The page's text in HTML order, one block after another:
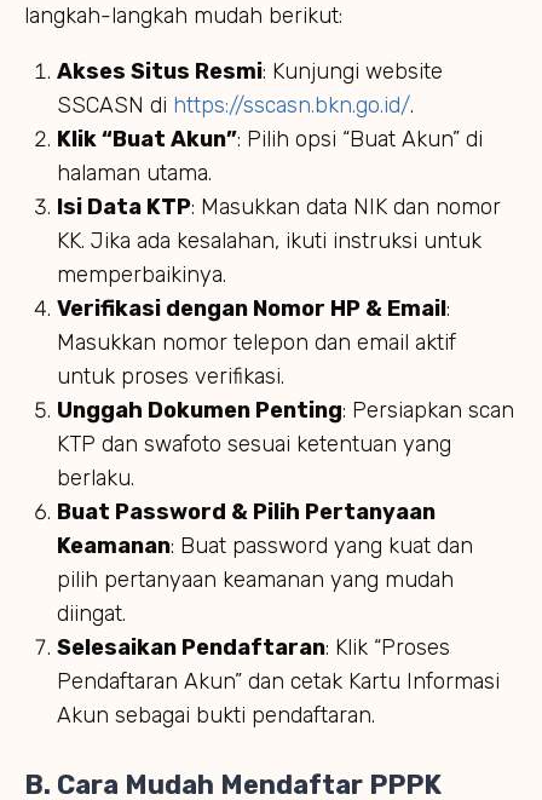
langkah-langkah mudah berikut:
Akses Situs Resmi: Kunjungi website
SSCASN di https://sscasn.bkn.go.id/.
Klik “Buat Akun”: Pilih opsi “Buat Akun” di
halaman utama.
Isi Data KTP: Masukkan data NIK dan nomor
KK. Jika ada kesalahan, ikuti instruksi untuk
memperbaikinya.
Verifikasi dengan Nomor HP & Email:
Masukkan nomor telepon dan email aktif
untuk proses verifikasi.
Unggah Dokumen Penting: Persiapkan scan
KTP dan swafoto sesuai ketentuan yang
berlaku.
Buat Password & Pilih Pertanyaan
Keamanan: Buat password yang kuat dan
pilih pertanyaan keamanan yang mudah
diingat.
Selesaikan Pendaftaran: Klik “Proses
Pendaftaran Akun” dan cetak Kartu Informasi
Akun sebagai bukti pendaftaran.
B. Cara Mudah Mendaftar PPPK